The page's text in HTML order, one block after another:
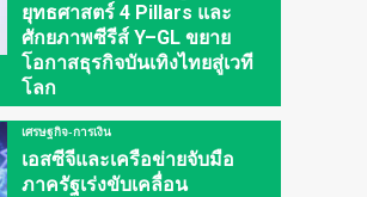
ยุทธศาสตร์ 4 Pillars และ
ศักยภาพซีรีส์ Y–GL ขยาย
โอกาสธุรกิจบันเทิงไทยสู่เวที
โลก
เศรษฐกิจ-การเงิน
เอสซีจีและเครือข่ายจับมือ
ภาครัฐเร่งขับเคลื่อน